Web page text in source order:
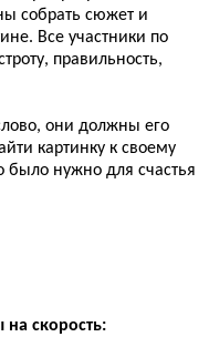
собрать сюжет и
Все участники по
правильность,
они должны его
картинку к своему
нужно для счастья
скорость: